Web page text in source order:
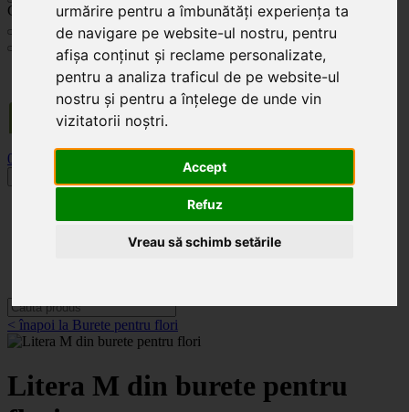
urmărire pentru a îmbunătăți experiența ta
de navigare pe website-ul nostru, pentru
afișa conținut și reclame personalizate,
pentru a analiza traficul de pe website-ul
nostru și pentru a înțelege de unde vin
vizitatorii noștri.
Accept
Refuz
Vreau să schimb setările
Celoplast
Transportul este GRATUIT pentru comenzile mai mari de 350 Lei. Comanda minimă în
valoare de 100 Lei. Expediere în 1 - 2 zile lucrătoare.
0
Categorii
< înapoi la Burete pentru flori
Litera M din burete pentru